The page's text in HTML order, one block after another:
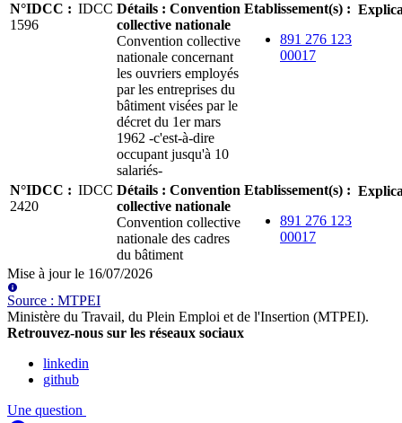
N°IDCC : IDCC
1596
Détails : Convention
collective nationale
Convention collective
nationale concernant
les ouvriers employés
par les entreprises du
bâtiment visées par le
décret du 1er mars
1962 -c'est-à-dire
occupant jusqu'à 10
salariés-
Etablissement(s) :
891 276 123
00017
N°IDCC : IDCC
2420
Détails : Convention
collective nationale
Convention collective
nationale des cadres
du bâtiment
Etablissement(s) :
891 276 123
00017
Mise à jour le 16/07/2026
Source : MTPEI
Ministère du Travail, du Plein Emploi et de l'Insertion (MTPEI).
Retrouvez-nous sur les réseaux sociaux
linkedin
github
Une question